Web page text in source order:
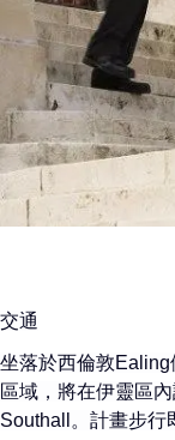
交通
坐落於西倫敦
區域，將在伊靈區
Southall。計畫步行